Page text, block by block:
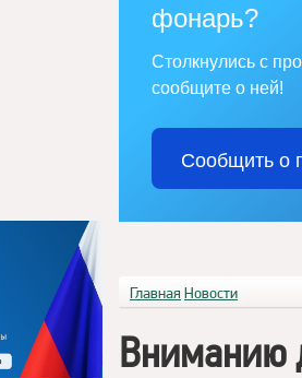
фонарь?
Столкнулись с
сообщите о ней!
Сообщить о
Главная Новости
Вниманию